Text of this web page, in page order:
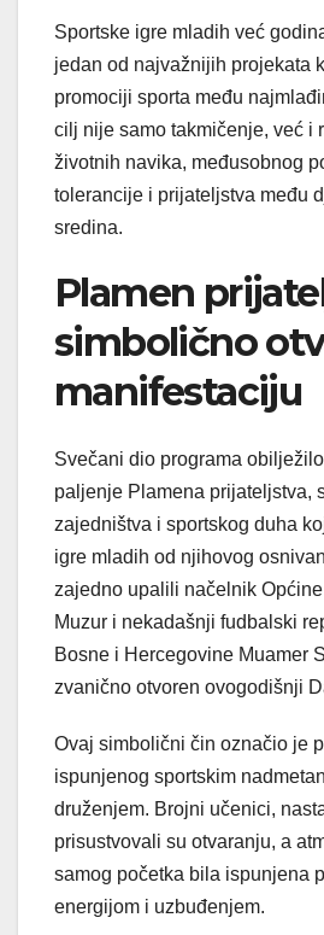
Sportske igre mladih već
jedan od najvažnijih projekata
promociji sporta među
cilj nije samo takmičenje, već i
životnih navika, međusobnog
tolerancije i prijateljstva među
sredina.
Plamen
simbolično
manifestaciju
Svečani dio programa
paljenje Plamena prijateljstva,
zajedništva i sportskog duha
igre mladih od njihovog
zajedno upalili načelnik
Muzur i nekadašnji fudbalski
Bosne i Hercegovine Muamer
zvanično otvoren ovogodišnji
Ovaj simbolični čin označio je
ispunjenog sportskim
druženjem. Brojni učenici,
prisustvovali su otvaranju, a
samog početka bila ispunjena
energijom i uzbuđenjem.